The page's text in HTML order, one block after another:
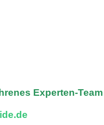
Experten-